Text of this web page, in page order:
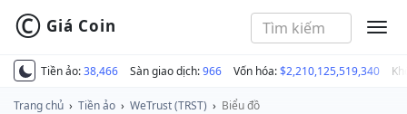
Tiền ảo:38,466 Sàn giao dịch:966 Vốn hóa:$2,210,125,519,340
© Giá Coin
Trang chủ › Tiền ảo › WeTrust (TRST) › Biểu đồ